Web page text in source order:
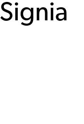
Signia